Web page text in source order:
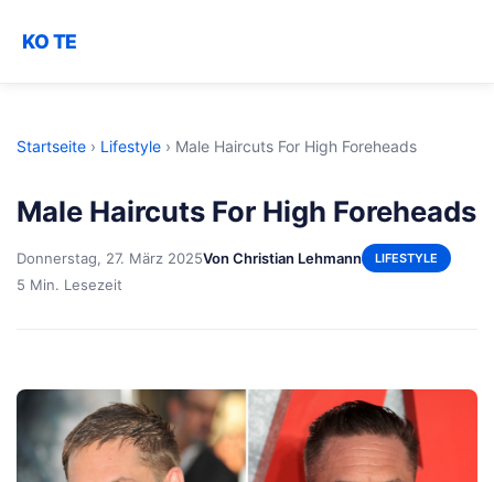
KO TE
Startseite › Lifestyle › Male Haircuts For High Foreheads
Male Haircuts For High Foreheads
Donnerstag, 27. März 2025Von Christian Lehmann LIFESTYLE
5 Min. Lesezeit